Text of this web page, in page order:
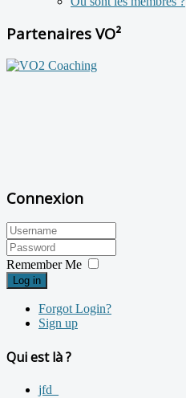
Partenaires VO²
Connexion
Remember Me
Log in
Forgot Login?
Sign up
Qui est là ?
jfd_